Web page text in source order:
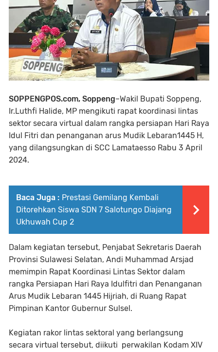
SOPPENGPOS.com, Soppeng–Wakil Bupati Soppeng,
Ir.Luthfi Halide, MP mengikuti rapat koordinasi lintas
sektor secara virtual dalam rangka persiapan Hari Raya
Idul Fitri dan penanganan arus Mudik Lebaran1445 H,
yang dilangsungkan di SCC Lamataesso Rabu 3 April
2024.
Baca Juga : Prestasi Gemilang Kembali
Ditorehkan Siswa SDN 7 Salotungo Diajang
Ukhuwah Cup 2
Dalam kegiatan tersebut, Penjabat Sekretaris Daerah
Provinsi Sulawesi Selatan, Andi Muhammad Arsjad
memimpin Rapat Koordinasi Lintas Sektor dalam
rangka Persiapan Hari Raya Idulfitri dan Penanganan
Arus Mudik Lebaran 1445 Hijriah, di Ruang Rapat
Pimpinan Kantor Gubernur Sulsel.
Kegiatan rakor lintas sektoral yang berlangsung
secara virtual tersebut, diikuti perwakilan Kodam XIV